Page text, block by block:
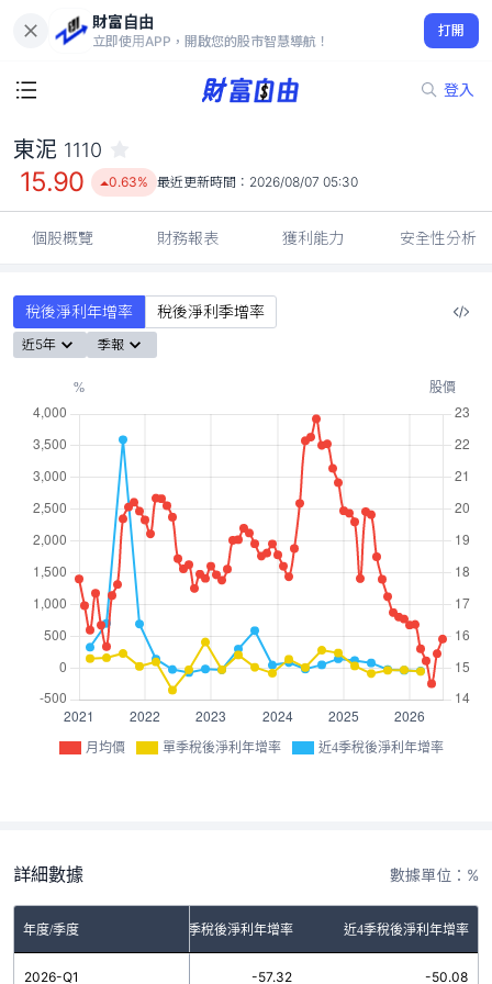
財富自由
立即使用APP，開啟您的股市智慧導航！
打開
登入
15.90
0.63%
東泥 1110
15.90 0.63% 最近更新時間： 2026/08/07 05:30
個股概覽 財務報表 獲利能力 安全性分析
稅後淨利年增率 稅後淨利季增率
近5年 季報
月均價 單季稅後淨利年增率 近4季稅後淨利年增率
詳細數據 數據單位：%
年度/季度 單季稅後淨利年增率 近4季稅後淨利年增率
2026-Q1 -57.32 -50.08